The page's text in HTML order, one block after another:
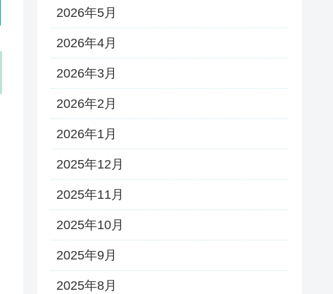
2026年5月
2026年4月
2026年3月
2026年2月
2026年1月
2025年12月
2025年11月
2025年10月
2025年9月
2025年8月